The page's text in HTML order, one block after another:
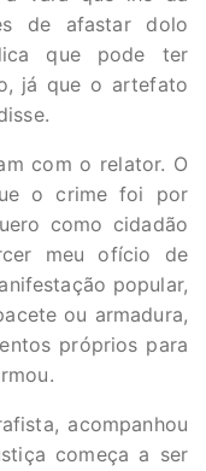
de afastar dolo
que pode ter
já que o artefato
com o relator. O
o crime foi por
como cidadão
meu ofício de
popular,
ou armadura,
próprios para
acompanhou
começa a ser